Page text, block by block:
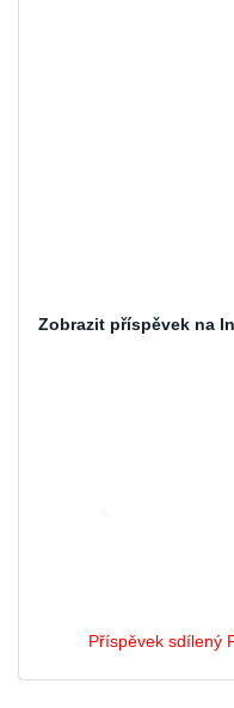
Zobrazit příspěvek na
Příspěvek sdílený